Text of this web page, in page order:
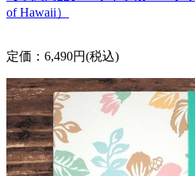
of Hawaii）
定価：6,490円(税込)